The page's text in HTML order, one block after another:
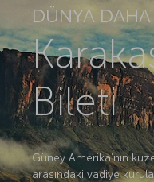
DÜNYA DAHA
Bileti
Güney Amerika’nın
arasındaki vadiye